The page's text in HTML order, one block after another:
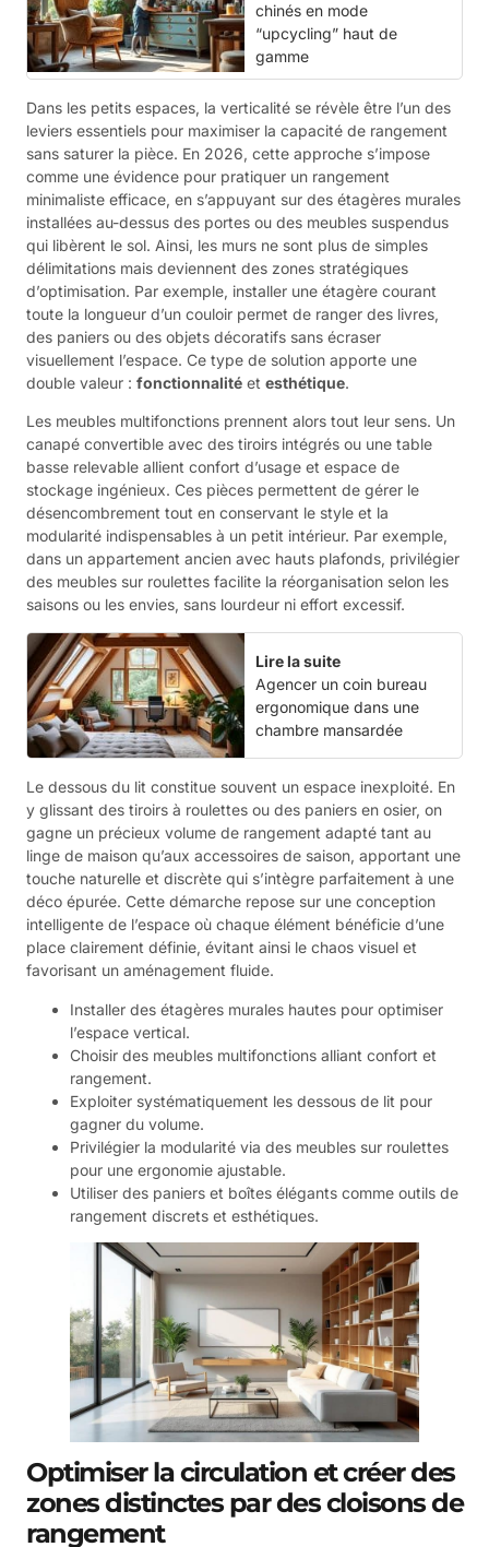
chinés en mode
“upcycling” haut de
gamme
Dans les petits espaces, la verticalité se révèle être l’un des
leviers essentiels pour maximiser la capacité de rangement
sans saturer la pièce. En 2026, cette approche s’impose
comme une évidence pour pratiquer un rangement
minimaliste efficace, en s’appuyant sur des étagères murales
installées au-dessus des portes ou des meubles suspendus
qui libèrent le sol. Ainsi, les murs ne sont plus de simples
délimitations mais deviennent des zones stratégiques
d’optimisation. Par exemple, installer une étagère courant
toute la longueur d’un couloir permet de ranger des livres,
des paniers ou des objets décoratifs sans écraser
visuellement l’espace. Ce type de solution apporte une
double valeur : fonctionnalité et esthétique.
Les meubles multifonctions prennent alors tout leur sens. Un
canapé convertible avec des tiroirs intégrés ou une table
basse relevable allient confort d’usage et espace de
stockage ingénieux. Ces pièces permettent de gérer le
désencombrement tout en conservant le style et la
modularité indispensables à un petit intérieur. Par exemple,
dans un appartement ancien avec hauts plafonds, privilégier
des meubles sur roulettes facilite la réorganisation selon les
saisons ou les envies, sans lourdeur ni effort excessif.
Lire la suite
Agencer un coin bureau
ergonomique dans une
chambre mansardée
Le dessous du lit constitue souvent un espace inexploité. En
y glissant des tiroirs à roulettes ou des paniers en osier, on
gagne un précieux volume de rangement adapté tant au
linge de maison qu’aux accessoires de saison, apportant une
touche naturelle et discrète qui s’intègre parfaitement à une
déco épurée. Cette démarche repose sur une conception
intelligente de l’espace où chaque élément bénéficie d’une
place clairement définie, évitant ainsi le chaos visuel et
favorisant un aménagement fluide.
Installer des étagères murales hautes pour optimiser
l’espace vertical.
Choisir des meubles multifonctions alliant confort et
rangement.
Exploiter systématiquement les dessous de lit pour
gagner du volume.
Privilégier la modularité via des meubles sur roulettes
pour une ergonomie ajustable.
Utiliser des paniers et boîtes élégants comme outils de
rangement discrets et esthétiques.
Optimiser la circulation et créer des
zones distinctes par des cloisons de
rangement